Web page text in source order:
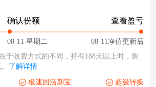
确认份额
08-11 星期二
查看盈亏
08-11净值更新后
于收费方式的不同，持有188天以上时，购
了解详情
极速回活期宝 超级转换